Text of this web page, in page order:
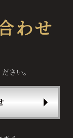
わせ
さい。